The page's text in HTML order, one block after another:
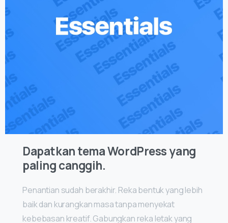
Dapatkan tema WordPress yang
paling canggih.
Penantian sudah berakhir. Reka bentuk yang lebih
baik dan kurangkan masa tanpa menyekat
kebebasan kreatif. Gabungkan reka letak yang